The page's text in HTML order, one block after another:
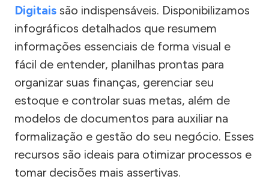
Digitais são indispensáveis. Disponibilizamos
infográficos detalhados que resumem
informações essenciais de forma visual e
fácil de entender, planilhas prontas para
organizar suas finanças, gerenciar seu
estoque e controlar suas metas, além de
modelos de documentos para auxiliar na
formalização e gestão do seu negócio. Esses
recursos são ideais para otimizar processos e
tomar decisões mais assertivas.